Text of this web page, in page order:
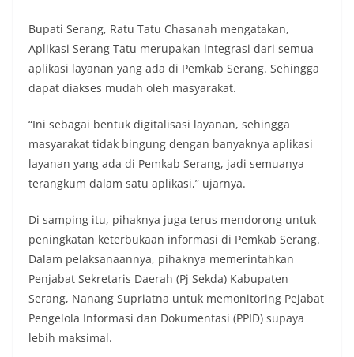
Bupati Serang, Ratu Tatu Chasanah mengatakan,
Aplikasi Serang Tatu merupakan integrasi dari semua
aplikasi layanan yang ada di Pemkab Serang. Sehingga
dapat diakses mudah oleh masyarakat.
“Ini sebagai bentuk digitalisasi layanan, sehingga
masyarakat tidak bingung dengan banyaknya aplikasi
layanan yang ada di Pemkab Serang, jadi semuanya
terangkum dalam satu aplikasi,” ujarnya.
Di samping itu, pihaknya juga terus mendorong untuk
peningkatan keterbukaan informasi di Pemkab Serang.
Dalam pelaksanaannya, pihaknya memerintahkan
Penjabat Sekretaris Daerah (Pj Sekda) Kabupaten
Serang, Nanang Supriatna untuk memonitoring Pejabat
Pengelola Informasi dan Dokumentasi (PPID) supaya
lebih maksimal.